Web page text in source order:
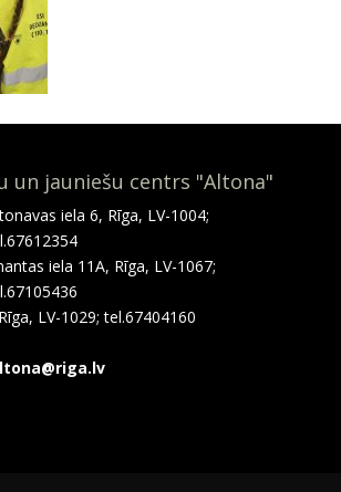
un jauniešu centrs "Altona"
iela 6, Rīga, LV-1004;
iela 11A, Rīga, LV-1067;
LV-1029; tel.67404160